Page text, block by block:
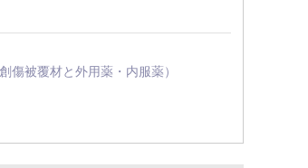
被覆材と外用薬・内服薬）